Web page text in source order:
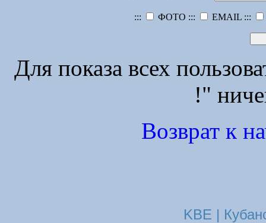
::: ФОТО ::: EMAIL :::
Для показа всех
!"
Возврат к
KBE |